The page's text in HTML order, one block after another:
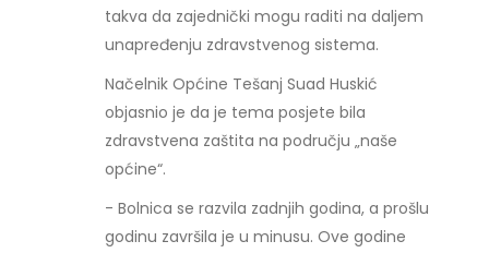
takva da zajednički mogu raditi na daljem
unapređenju zdravstvenog sistema.
Načelnik Općine Tešanj Suad Huskić
objasnio je da je tema posjete bila
zdravstvena zaštita na području „naše
općine“.
- Bolnica se razvila zadnjih godina, a prošlu
godinu završila je u minusu. Ove godine